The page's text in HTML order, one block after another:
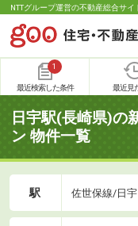
NTTグループ運営の不動産総合サイ
1
最近検索した条件 最近見
日宇駅(長崎県)の
ン 物件一覧
駅 佐世保線/日宇